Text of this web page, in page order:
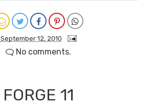
September 12, 2010
No comments.
FORGE 11